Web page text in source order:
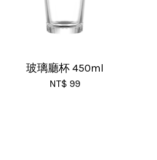
玻璃廳杯 450ml
NT$ 99